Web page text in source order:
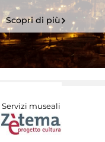
Scopri di più
Servizi museali